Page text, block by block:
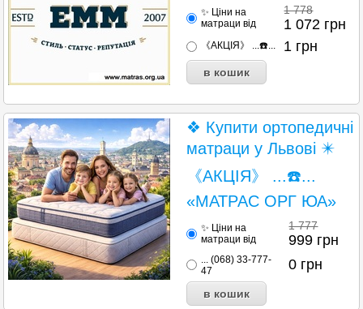
✨ Ціни на
матраци від
1 778
1 072 грн
《АКЦІЯ》 ...☎️... 1 грн
❖ Купити ортопедичні
матраци у Львові ✴️
《АКЦІЯ》 ...☎️...
«МАТРАС ОРГ ЮА»
✨ Ціни на
матраци від
1 777
999 грн
... (068) 33-777-
47
0 грн